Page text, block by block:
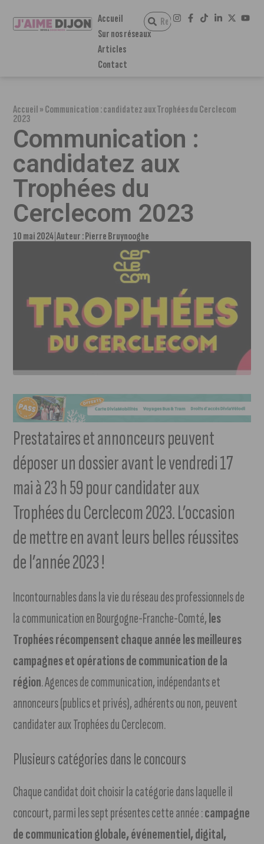
Accueil
Sur nos réseaux
Articles
Contact
Accueil»Communication : candidatez aux Trophées du Cerclecom
2023
Communication :
candidatez aux
Trophées du
Cerclecom 2023
10 mai 2024 Auteur :Pierre Bruynooghe
Prestataires et annonceurs peuvent
déposer un dossier avant le vendredi 17
mai à 23 h 59 pour candidater aux
Trophées du Cerclecom 2023. L’occasion
de mettre en avant leurs belles réussites
de l’année 2023 !
Incontournables dans la vie du réseau des professionnels de
la communication en Bourgogne-Franche-Comté,les
Trophées récompensent chaque année les meilleures
campagnes et opérations de communication de la
région. Agences de communication, indépendants et
annonceurs (publics et privés), adhérents ou non, peuvent
candidater aux Trophées du Cerclecom.
Plusieurs catégories dans le concours
Chaque candidat doit choisir la catégorie dans laquelle il
concourt, parmi les sept présentes cette année :campagne
de communication globale, événementiel, digital,